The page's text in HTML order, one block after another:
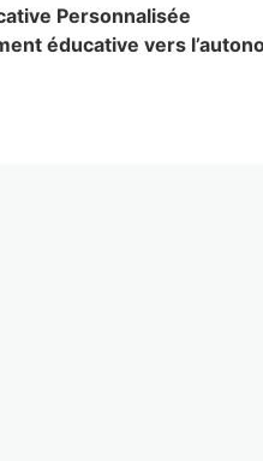
Personnalisée
éducative vers